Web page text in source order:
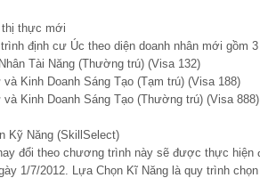
thị thực mới
định cư Úc theo diện doanh nhân mới gồm
Tài Năng (Thường trú) (Visa 132)
và Kinh Doanh Sáng Tạo (Tạm trú) (Visa 188)
và Kinh Doanh Sáng Tạo (Thường trú) (Visa 888)
Kỹ Năng (SkillSelect)
đổi theo chương trình này sẽ được thực
1/7/2012. Lựa Chọn Kĩ Năng là quy trình